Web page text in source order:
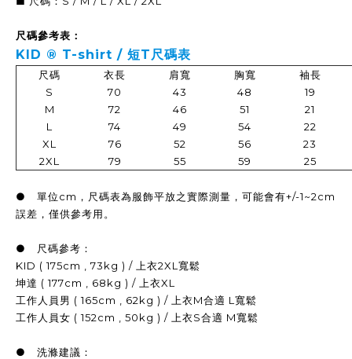
尺碼參考表：
KID ® T-shirt / 短T尺碼表
尺碼 衣長 肩寬 胸寬
袖長
S
70 43 48
19
M
72 46 51
21
L
74 49 54
22
XL
76 52 56
23
2XL
79 55 59 25
● 單位cm，尺碼表為服飾平放之實際測量，可能會有+/-1~2cm
誤差，僅供參考用。
● 尺碼參考：
KID ( 175cm , 73kg ) / 上衣2XL寬鬆
坤達 ( 177cm , 68kg ) / 上衣XL
工作人員男 ( 165cm , 62kg ) / 上衣M合適 L寬鬆
工作人員女 ( 152cm , 50kg ) / 上衣S合適 M寬鬆
● 洗滌建議：